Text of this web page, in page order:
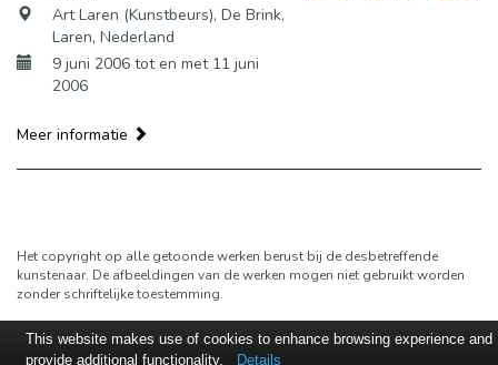
Art Laren (Kunstbeurs), De Brink,
Laren, Nederland
9 juni 2006 tot en met 11 juni
2006
Meer informatie
Het copyright op alle getoonde werken berust bij de desbetreffende
kunstenaar. De afbeeldingen van de werken mogen niet gebruikt worden
zonder schriftelijke toestemming.
This website makes use of cookies to enhance browsing experience and
provide additional functionality.
Details